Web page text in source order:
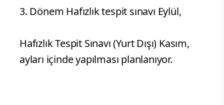
3. Dönem Hafızlık tespit sınavı Eylül,
Hafızlık Tespit Sınavı (Yurt Dışı) Kasım,
ayları içinde yapılması planlanıyor.